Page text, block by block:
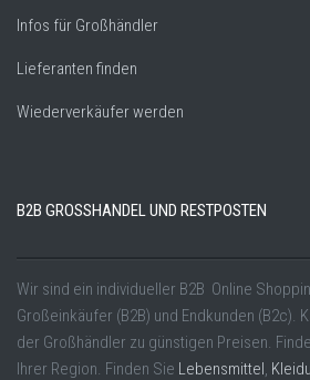
Infos für Großhändler
Lieferanten finden
Wiederverkäufer werden
B2B GROSSHANDEL UND RESTPOSTEN
Wir sind ein individueller B2B Online
Großeinkäufer (B2B) und Endkunden (B2c).
der Großhändler zu günstigen Preisen.
Ihrer Region. Finden Sie Lebensmittel,